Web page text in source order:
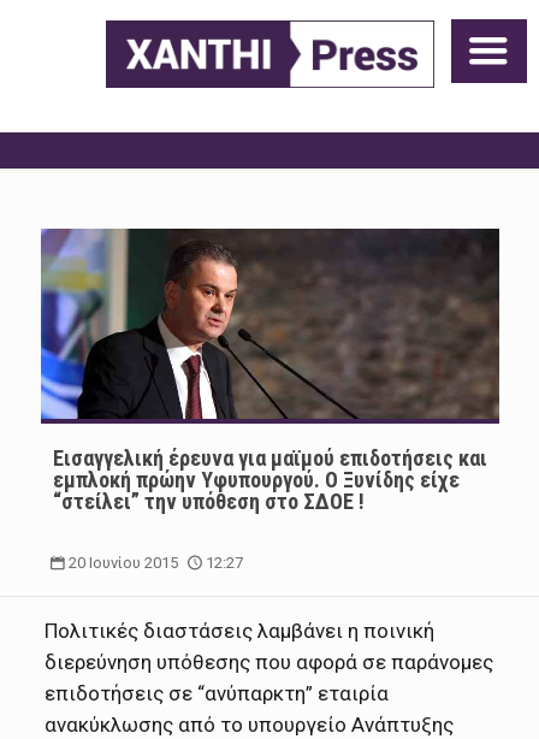
Eισαγγελική έρευνα για μαϊμού επιδοτήσεις και
εμπλοκή πρώην Υφυπουργού. Ο Ξυνίδης είχε
“στείλει” την υπόθεση στο ΣΔΟΕ !
20 Ιουνίου 2015 12:27
Πολιτικές διαστάσεις λαμβάνει η ποινική
διερεύνηση υπόθεσης που αφορά σε παράνομες
επιδοτήσεις σε “ανύπαρκτη” εταιρία
ανακύκλωσης από το υπουργείο Ανάπτυξης